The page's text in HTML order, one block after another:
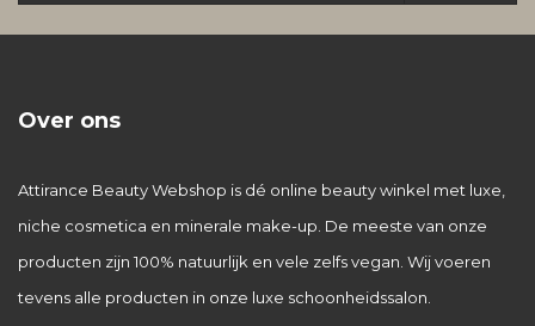
Over ons
Attirance Beauty Webshop is dé online beauty winkel met luxe,
niche cosmetica en minerale make-up. De meeste van onze
producten zijn 100% natuurlijk en vele zelfs vegan. Wij voeren
tevens alle producten in onze luxe schoonheidssalon.